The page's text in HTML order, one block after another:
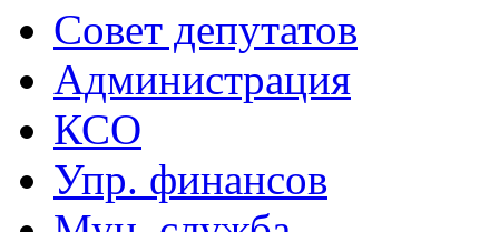
Совет депутатов
Администрация
КСО
Упр. финансов